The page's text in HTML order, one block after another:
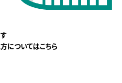
についてはこちら